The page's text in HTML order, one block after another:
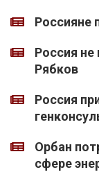
Россияне
Россия не
Рябков
Россия
Орбан
сфере